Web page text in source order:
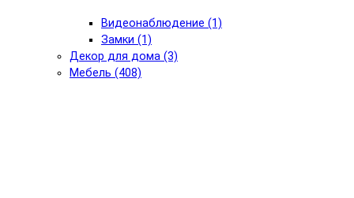
Видеонаблюдение (1)
Замки (1)
Декор для дома (3)
Мебель (408)